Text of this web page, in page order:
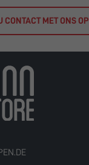
CONTACT MET ONS OP